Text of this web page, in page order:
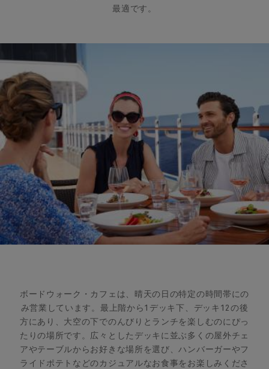
最適です。
ボードウォーク・カフェは、晴天の日の特定の時間帯にの
み営業しています。最上階から1デッキ下、デッキ12の後
方にあり、大空の下でのんびりとランチを楽しむのにぴっ
たりの場所です。広々としたデッキに並ぶ多くの屋外チェ
アやテーブルからお好きな場所を選び、ハンバーガーやフ
ライドポテトなどのカジュアルなお食事をお楽しみくださ